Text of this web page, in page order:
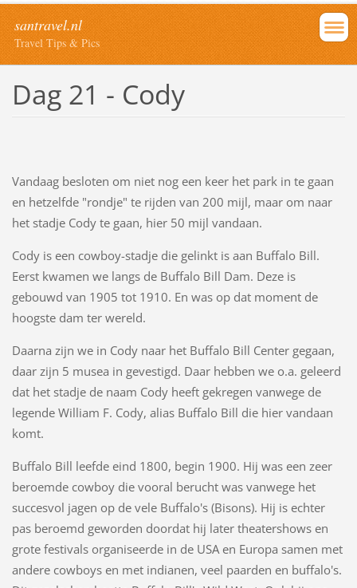
santravel.nl
Travel Tips & Pics
Dag 21 - Cody
Vandaag besloten om niet nog een keer het park in te gaan
en hetzelfde "rondje" te rijden van 200 mijl, maar om naar
het stadje Cody te gaan, hier 50 mijl vandaan.
Cody is een cowboy-stadje die gelinkt is aan Buffalo Bill.
Eerst kwamen we langs de Buffalo Bill Dam. Deze is
gebouwd van 1905 tot 1910. En was op dat moment de
hoogste dam ter wereld.
Daarna zijn we in Cody naar het Buffalo Bill Center gegaan,
daar zijn 5 musea in gevestigd. Daar hebben we o.a. geleerd
dat het stadje de naam Cody heeft gekregen vanwege de
legende William F. Cody, alias Buffalo Bill die hier vandaan
komt.
Buffalo Bill leefde eind 1800, begin 1900. Hij was een zeer
beroemde cowboy die vooral berucht was vanwege het
succesvol jagen op de vele Buffalo's (Bisons). Hij is echter
pas beroemd geworden doordat hij later theatershows en
grote festivals organiseerde in de USA en Europa samen met
andere cowboys en met indianen, veel paarden en buffalo's.